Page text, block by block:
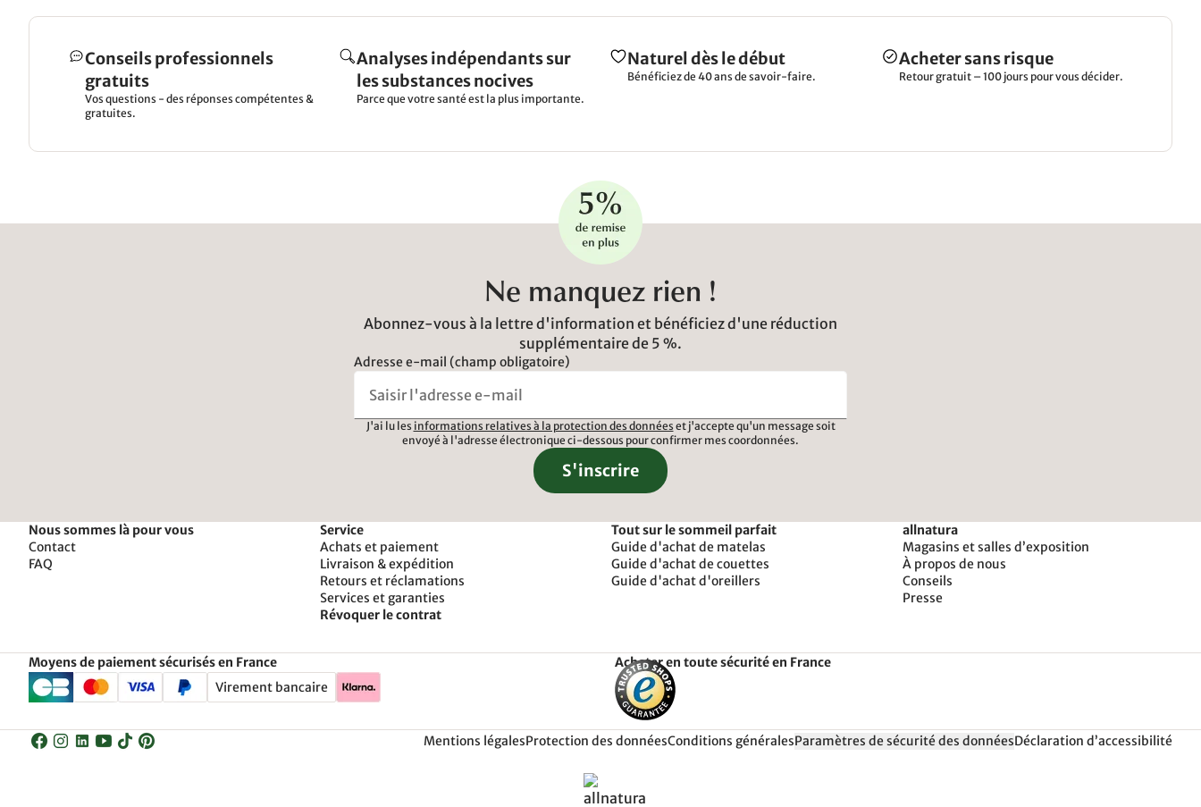
Conseils professionnels
gratuits
Vos questions - des réponses compétentes &
gratuites.
Analyses indépendants sur
les substances nocives
Parce que votre santé est la plus importante.
Naturel dès le début
Bénéficiez de 40 ans de savoir-faire.
Acheter sans risque
Retour gratuit – 100 jours pour vous décider.
Ne manquez rien !
Abonnez-vous à la lettre d'information et bénéficiez d'une réduction
supplémentaire de 5 %.
Adresse e-mail (champ obligatoire)
J'ai lu les informations relatives à la protection des données et j'accepte qu'un message soit
envoyé à l'adresse électronique ci-dessous pour confirmer mes coordonnées.
S'inscrire
Nous sommes là pour vous
Contact
FAQ
Service
Achats et paiement
Livraison & expédition
Retours et réclamations
Services et garanties
Révoquer le contrat
Tout sur le sommeil parfait
Guide d'achat de matelas
Guide d'achat de couettes
Guide d'achat d'oreillers
allnatura
Magasins et salles d’exposition
À propos de nous
Conseils
Presse
Moyens de paiement sécurisés en France
Virement bancaire
Acheter en toute sécurité en France
Mentions légalesProtection des donnéesConditions généralesParamètres de sécurité des donnéesDéclaration d’accessibilité